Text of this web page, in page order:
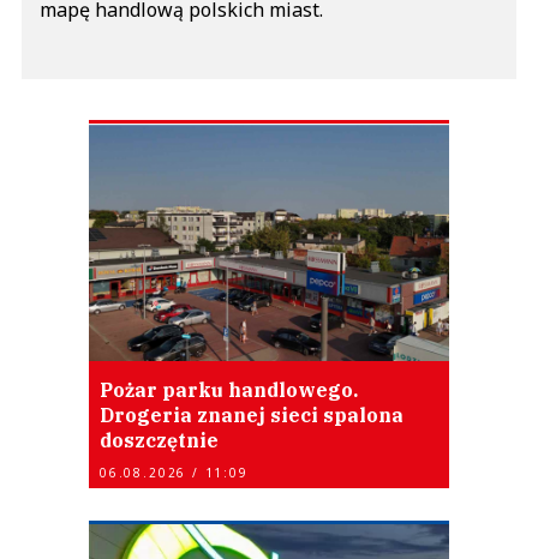
mapę handlową polskich miast.
Pożar parku handlowego.
Drogeria znanej sieci spalona
doszczętnie
06.08.2026 / 11:09